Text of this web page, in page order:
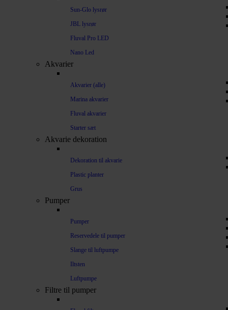
Sun-Glo lysrør
JBL lysrør
Fluval Pro LED
Nano Led
Akvarier
Akvarier (alle)
Marina akvarier
Fluval akvarier
Starter sæt
Akvarie dekoration
Dekoration til akvarie
Plastic planter
Grus
Pumper
Pumper
Reservedele til pumper
Slange til luftpumpe
Iltsten
Luftpumpe
Filtre til pumper